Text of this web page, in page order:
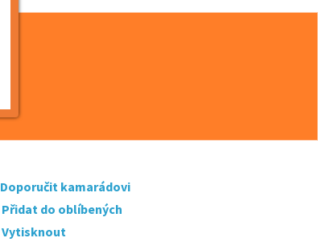
Doporučit kamarádovi
Přidat do oblíbených
Vytisknout